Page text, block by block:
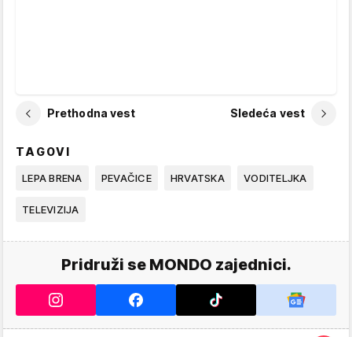
Prethodna vest Sledeća vest
TAGOVI
LEPA BRENA PEVAČICE HRVATSKA VODITELJKA
TELEVIZIJA
Pridruži se MONDO zajednici.